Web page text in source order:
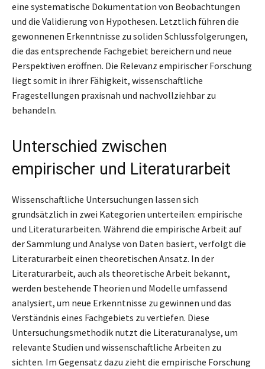
eine systematische Dokumentation von Beobachtungen
und die Validierung von Hypothesen. Letztlich führen die
gewonnenen Erkenntnisse zu soliden Schlussfolgerungen,
die das entsprechende Fachgebiet bereichern und neue
Perspektiven eröffnen. Die Relevanz empirischer Forschung
liegt somit in ihrer Fähigkeit, wissenschaftliche
Fragestellungen praxisnah und nachvollziehbar zu
behandeln.
Unterschied zwischen
empirischer und Literaturarbeit
Wissenschaftliche Untersuchungen lassen sich
grundsätzlich in zwei Kategorien unterteilen: empirische
und Literaturarbeiten. Während die empirische Arbeit auf
der Sammlung und Analyse von Daten basiert, verfolgt die
Literaturarbeit einen theoretischen Ansatz. In der
Literaturarbeit, auch als theoretische Arbeit bekannt,
werden bestehende Theorien und Modelle umfassend
analysiert, um neue Erkenntnisse zu gewinnen und das
Verständnis eines Fachgebiets zu vertiefen. Diese
Untersuchungsmethodik nutzt die Literaturanalyse, um
relevante Studien und wissenschaftliche Arbeiten zu
sichten. Im Gegensatz dazu zieht die empirische Forschung